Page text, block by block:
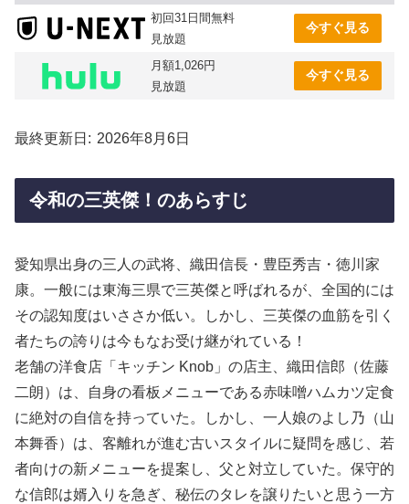
初回31日間無料
見放題
今すぐ見る
月額1,026円
見放題
今すぐ見る
最終更新日 2026年8月6日
令和の三英傑！のあらすじ
愛知県出身の三人の武将、織田信長・豊臣秀吉・徳川家
康。一般には東海三県で三英傑と呼ばれるが、全国的には
その認知度はいささか低い。しかし、三英傑の血筋を引く
者たちの誇りは今もなお受け継がれている！
老舗の洋食店「キッチン Knob」の店主、織田信郎（佐藤
二朗）は、自身の看板メニューである赤味噌ハムカツ定食
に絶対の自信を持っていた。しかし、一人娘のよし乃（山
本舞香）は、客離れが進む古いスタイルに疑問を感じ、若
者向けの新メニューを提案し、父と対立していた。保守的
な信郎は婿入りを急ぎ、秘伝のタレを譲りたいと思う一方